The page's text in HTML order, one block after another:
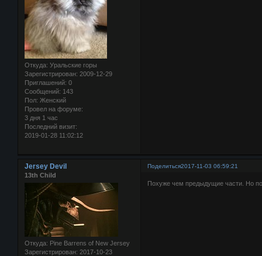
Откуда: Уральские горы
Зарегистрирован: 2009-12-29
Приглашений: 0
Сообщений: 143
Пол: Женский
Провел на форуме:
3 дня 1 час
Последний визит:
2019-01-28 11:02:12
Поделиться2017-11-03 06:59:21
Jersey Devil
13th Child
Откуда: Pine Barrens of New Jersey
Зарегистрирован: 2017-10-23
Похуже чем предыдущие части. Но